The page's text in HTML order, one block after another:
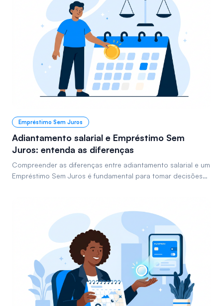
Empréstimo Sem Juros
Adiantamento salarial e Empréstimo Sem
Juros: entenda as diferenças
Compreender as diferenças entre adiantamento salarial e um
Empréstimo Sem Juros é fundamental para tomar decisões